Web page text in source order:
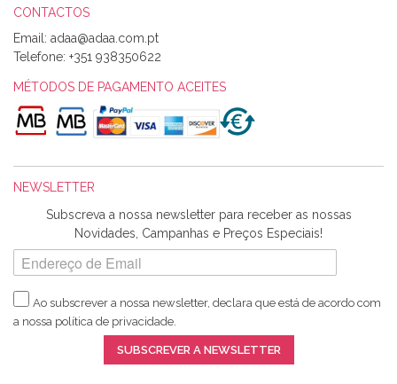
Alexandra Morais
Olá boa Noite. Os meus tecidos chegaram hoje. Muito
obrigada pelo miminho que dá um jeitaço pras minhas linhas
de bordar e não sei o que pões nos tecidos, mas que cheiram
maravilhosamente ... cheiram! :) Muito Obrigada.
Harita a minha encomenda já chegou. :) Muito obrigada pela
rapidez no envio, pela qualidade dos materiais que me
enviaste e pela simpatia de sempre. :)
Catarina Amaro
5 estrelas. Gosto muito do serviço. A Harita Chotalal é muito
CONTACTOS
Email:
Telefone: +351 938350622
MÉTODOS DE PAGAMENTO ACEITES
NEWSLETTER
Subscreva a nossa newsletter para receber as nossas
Novidades, Campanhas e Preços Especiais!
Ao subscrever a nossa newsletter, declara que está de acordo com
a nossa política de privacidade.
SUBSCREVER A NEWSLETTER